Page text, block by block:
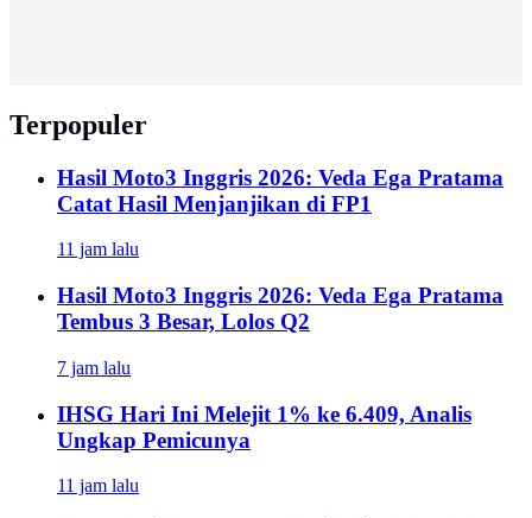
Terpopuler
Hasil Moto3 Inggris 2026: Veda Ega Pratama
Catat Hasil Menjanjikan di FP1
11 jam lalu
Hasil Moto3 Inggris 2026: Veda Ega Pratama
Tembus 3 Besar, Lolos Q2
7 jam lalu
IHSG Hari Ini Melejit 1% ke 6.409, Analis
Ungkap Pemicunya
11 jam lalu